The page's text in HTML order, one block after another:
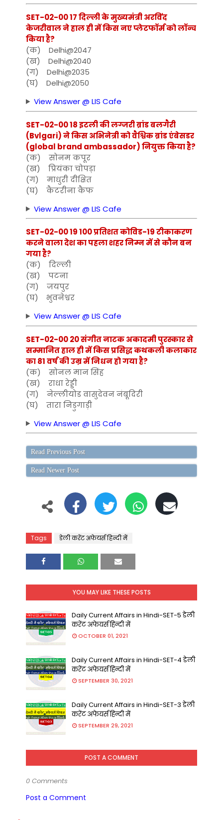
SET-02-00 17 दिल्ली के मुख्यमंत्री अरविंद
केजरीवाल ने हाल ही में किस नए प्लेटफॉर्म को लॉन्च
किया है?
(क) Delhi@2047
(ख) Delhi@2040
(ग) Delhi@2035
(घ) Delhi@2050
View Answer @ LIS Cafe
SET-02-00 18 इटली की लग्जरी ब्रांड बलगैरी
(Bvlgari) ने किस अभिनेत्री को वैश्विक ब्रांड एंबेसडर
(global brand ambassador) नियुक्त किया है?
(क) सोनम कपूर
(ख) प्रियंका चोपड़ा
(ग) माधुरी दीक्षित
(घ) कैटरीना कैफ
View Answer @ LIS Cafe
SET-02-00 19 100 प्रतिशत कोविड-19 टीकाकरण
करने वाला देश का पहला शहर निम्न में से कौन बन
गया है?
(क) दिल्ली
(ख) पटना
(ग) जयपुर
(घ) भुवनेश्वर
View Answer @ LIS Cafe
SET-02-00 20 संगीत नाटक अकादमी पुरस्कार से
सम्मानित हाल ही में किस प्रसिद्ध कथकली कलाकार
का 81 वर्ष की उम्र में निधन हो गया है?
(क) सोनल मान सिंह
(ख) राधा रेड्डी
(ग) नेल्लीयोड वासुदेवन नंबूदिरी
(घ) तारा निडुगाड़ी
View Answer @ LIS Cafe
Read Previous Post
Read Newer Post
Tags डेली करेंट अफेयर्स हिन्दी में
YOU MAY LIKE THESE POSTS
Daily Current Affairs in Hindi-SET-5 डेली
करेंट अफेयर्स हिन्दी में
OCTOBER 01, 2021
Daily Current Affairs in Hindi-SET-4 डेली
करेंट अफेयर्स हिन्दी में
SEPTEMBER 30, 2021
Daily Current Affairs in Hindi-SET-3 डेली
करेंट अफेयर्स हिन्दी में
SEPTEMBER 29, 2021
POST A COMMENT
0 Comments
Post a Comment